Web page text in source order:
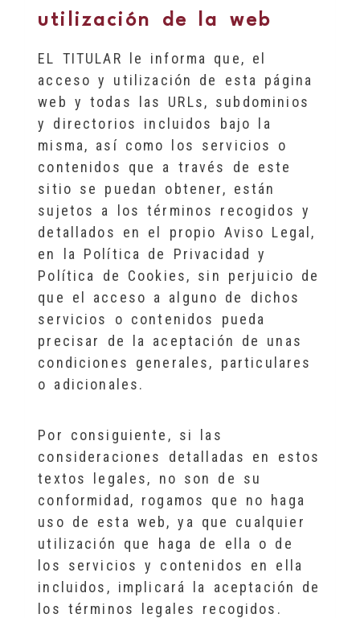
utilización de la web
EL TITULAR le informa que, el
acceso y utilización de esta página
web y todas las URLs, subdominios
y directorios incluidos bajo la
misma, así como los servicios o
contenidos que a través de este
sitio se puedan obtener, están
sujetos a los términos recogidos y
detallados en el propio Aviso Legal,
en la Política de Privacidad y
Política de Cookies, sin perjuicio de
que el acceso a alguno de dichos
servicios o contenidos pueda
precisar de la aceptación de unas
condiciones generales, particulares
o adicionales.
Por consiguiente, si las
consideraciones detalladas en estos
textos legales, no son de su
conformidad, rogamos que no haga
uso de esta web, ya que cualquier
utilización que haga de ella o de
los servicios y contenidos en ella
incluidos, implicará la aceptación de
los términos legales recogidos.